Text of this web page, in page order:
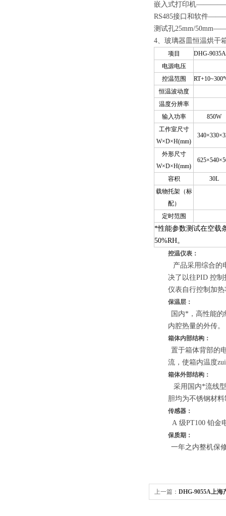
嵌入式打印机
RS485接口和软
测试孔25mm/
4、玻璃器皿恒温烘干
项目
DHG-9035A
电源电压
控温范围
恒温波动度
温度分辨率
输入功率
850W
工作室尺寸
W×D×H(mm)
340×330×
外形尺寸
W×D×H(mm)
625×540×
容积
30L
载物托架（标
配）
定时范围
*性能参数测试在空载
50%RH。
控温仪表：
产品采用综合的
决了以往PID 控制
仪表自行控制加
保温层：
国内*，高性能
内腔热量的外传。
箱体内部结构：
置于箱体背部的
流，使箱内温度
箱体外部结构：
采用国内*流线
胆均为不锈钢材
传感器：
A 级PT100 铂金
保质期：
一年之内整机保
上一篇： DHG-9055A上海